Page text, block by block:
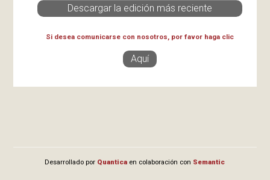
Descargar la edición más reciente
Si desea comunicarse con nosotros, por favor haga clic
Aquí
Desarrollado por Quantica en colaboración con Semantic